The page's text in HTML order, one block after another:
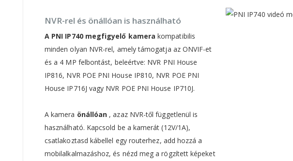
NVR-rel és önállóan is használható
A PNI IP740megfigyelő kamera kompatibilis
minden olyan NVR-rel, amely támogatja az ONVIF-et
és a 4 MP felbontást, beleértve: NVR PNI House
IP816, NVR POE PNI House IP810, NVR POE PNI
House IP716J vagy NVR POE PNI House IP710J.
A kamera önállóan , azaz NVR-től függetlenül is
használható. Kapcsold be a kamerát (12V/1A),
csatlakoztasd kábellel egy routerhez, add hozzá a
mobilalkalmazáshoz, és nézd meg a rögzített képeket